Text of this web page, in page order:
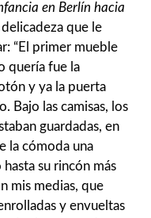
en Berlín hacia
que le
“El primer mueble
quería fue la
y ya la puerta
Bajo las camisas, los
guardadas, en
la cómoda una
su rincón más
mis medias, que
y envueltas